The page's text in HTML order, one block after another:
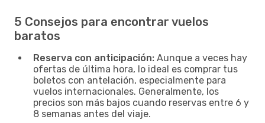
5 Consejos para encontrar vuelos
baratos
Reserva con anticipación: Aunque a veces hay
ofertas de última hora, lo ideal es comprar tus
boletos con antelación, especialmente para
vuelos internacionales. Generalmente, los
precios son más bajos cuando reservas entre 6 y
8 semanas antes del viaje.